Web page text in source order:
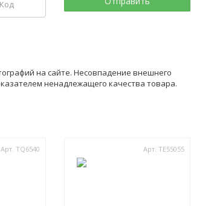
на сайте. Несовпадение внешнего
ненадлежащего качества товара.
Арт. TQ6540 Арт. TE55055